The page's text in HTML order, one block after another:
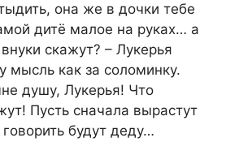
она же в дочки тебе
дитё малое на руках… а
скажут? – Лукерья
мысль как за соломинку.
душу, Лукерья! Что
Пусть сначала вырастут
будут деду…